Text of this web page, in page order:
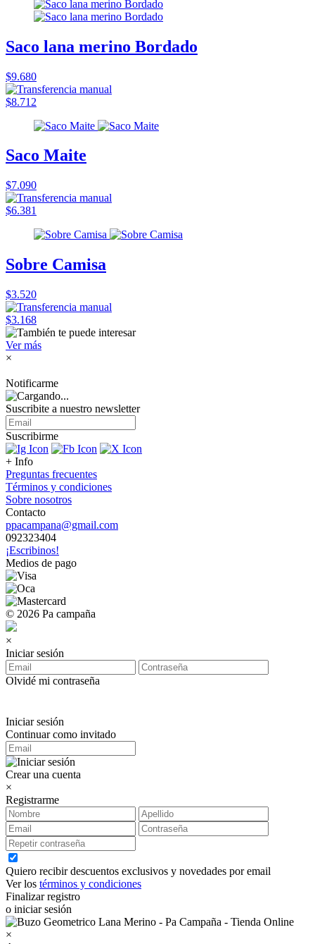
Saco lana merino Bordado
$9.680
$8.712
Saco Maite
$7.090
$6.381
Sobre Camisa
$3.520
$3.168
Ver más
×
Notificarme
Suscribite a nuestro newsletter
Suscribirme
+ Info
Preguntas frecuentes
Términos y condiciones
Sobre nosotros
Contacto
ppacampana@gmail.com
092323404
¡Escribinos!
Medios de pago
© 2026 Pa campaña
×
Iniciar sesión
Olvidé mi contraseña
Iniciar sesión
Continuar como invitado
Crear una cuenta
×
Registrarme
Quiero recibir descuentos exclusivos y novedades por email
Ver los términos y condiciones
Finalizar registro
o iniciar sesión
×